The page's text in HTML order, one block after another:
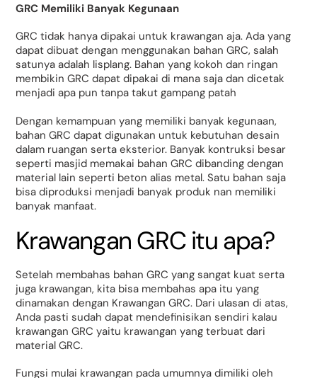
GRC Memiliki Banyak Kegunaan
GRC tidak hanya dipakai untuk krawangan aja. Ada yang
dapat dibuat dengan menggunakan bahan GRC, salah
satunya adalah lisplang. Bahan yang kokoh dan ringan
membikin GRC dapat dipakai di mana saja dan dicetak
menjadi apa pun tanpa takut gampang patah
Dengan kemampuan yang memiliki banyak kegunaan,
bahan GRC dapat digunakan untuk kebutuhan desain
dalam ruangan serta eksterior. Banyak kontruksi besar
seperti masjid memakai bahan GRC dibanding dengan
material lain seperti beton alias metal. Satu bahan saja
bisa diproduksi menjadi banyak produk nan memiliki
banyak manfaat.
Krawangan GRC itu apa?
Setelah membahas bahan GRC yang sangat kuat serta
juga krawangan, kita bisa membahas apa itu yang
dinamakan dengan Krawangan GRC. Dari ulasan di atas,
Anda pasti sudah dapat mendefinisikan sendiri kalau
krawangan GRC yaitu krawangan yang terbuat dari
material GRC.
Fungsi mulai krawangan pada umumnya dimiliki oleh